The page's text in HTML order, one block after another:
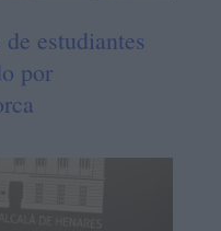
estudiantes
por